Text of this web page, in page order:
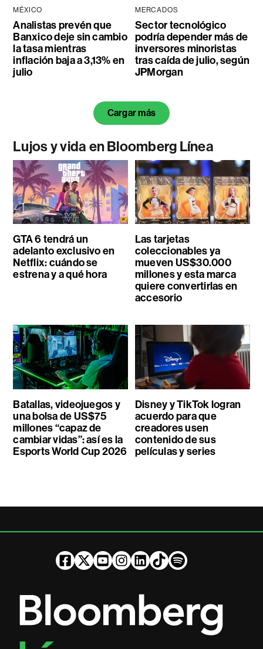
MÉXICO
Analistas prevén que
Banxico deje sin cambio
la tasa mientras
inflación baja a 3,13% en
julio
MERCADOS
Sector tecnológico
podría depender más de
inversores minoristas
tras caída de julio, según
JPMorgan
Cargar más
Lujos y vida en Bloomberg Línea
GTA 6 tendrá un
adelanto exclusivo en
Netflix: cuándo se
estrena y a qué hora
Las tarjetas
coleccionables ya
mueven US$30.000
millones y esta marca
quiere convertirlas en
accesorio
Batallas, videojuegos y
una bolsa de US$75
millones “capaz de
cambiar vidas”: así es la
Esports World Cup 2026
Disney y TikTok logran
acuerdo para que
creadores usen
contenido de sus
películas y series